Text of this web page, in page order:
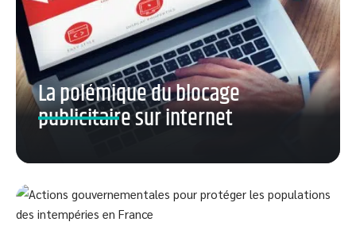
La polémique du blocage
publicitaire sur internet